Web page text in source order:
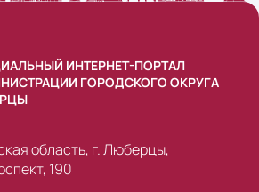
ИНТЕРНЕТ-ПОРТАЛ
ГОРОДСКОГО ОКРУГА
область, г. Люберцы,
190